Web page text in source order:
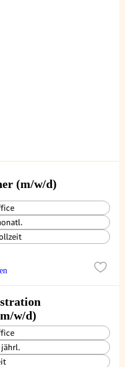
(m/w/d)
w/d)